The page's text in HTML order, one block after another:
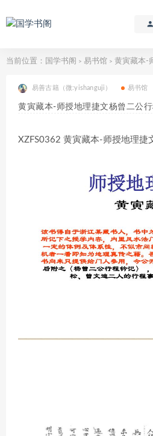
当前位置： 国学书阁 > 易书馆 > 黄寅藏本-师
易善古籍（微:yishanguji） 易书馆
黄寅藏本-师授地理捷文杨曾二公
XZFS0362 黄寅藏本-师授地理捷